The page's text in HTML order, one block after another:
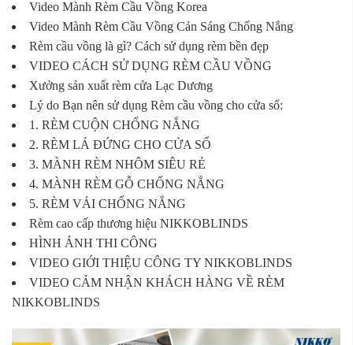
Video Mành Rèm Cầu Vồng Korea
Video Mành Rèm Cầu Vồng Cản Sáng Chống Nắng
Rèm cầu vồng là gì? Cách sử dụng rèm bền đẹp
VIDEO CÁCH SỬ DỤNG RÈM CẦU VỒNG
Xưởng sản xuất rèm cửa Lạc Dương
Lý do Bạn nên sử dụng Rèm cầu vồng cho cửa sổ:
1. RÈM CUỘN CHỐNG NẮNG
2. RÈM LÁ ĐỨNG CHO CỬA SỔ
3. MÀNH RÈM NHÔM SIÊU RẺ
4. MÀNH RÈM GỖ CHỐNG NẮNG
5. RÈM VẢI CHỐNG NẮNG
Rèm cao cấp thương hiệu NIKKOBLINDS
HÌNH ẢNH THI CÔNG
VIDEO GIỚI THIỆU CÔNG TY NIKKOBLINDS
VIDEO CẢM NHẬN KHÁCH HÀNG VỀ RÈM
NIKKOBLINDS